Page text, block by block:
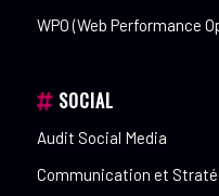
WPO (Web Performance
SOCIAL
Audit Social Media
Communication et